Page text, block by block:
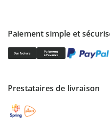
Paiement simple et
Prestataires de livraison